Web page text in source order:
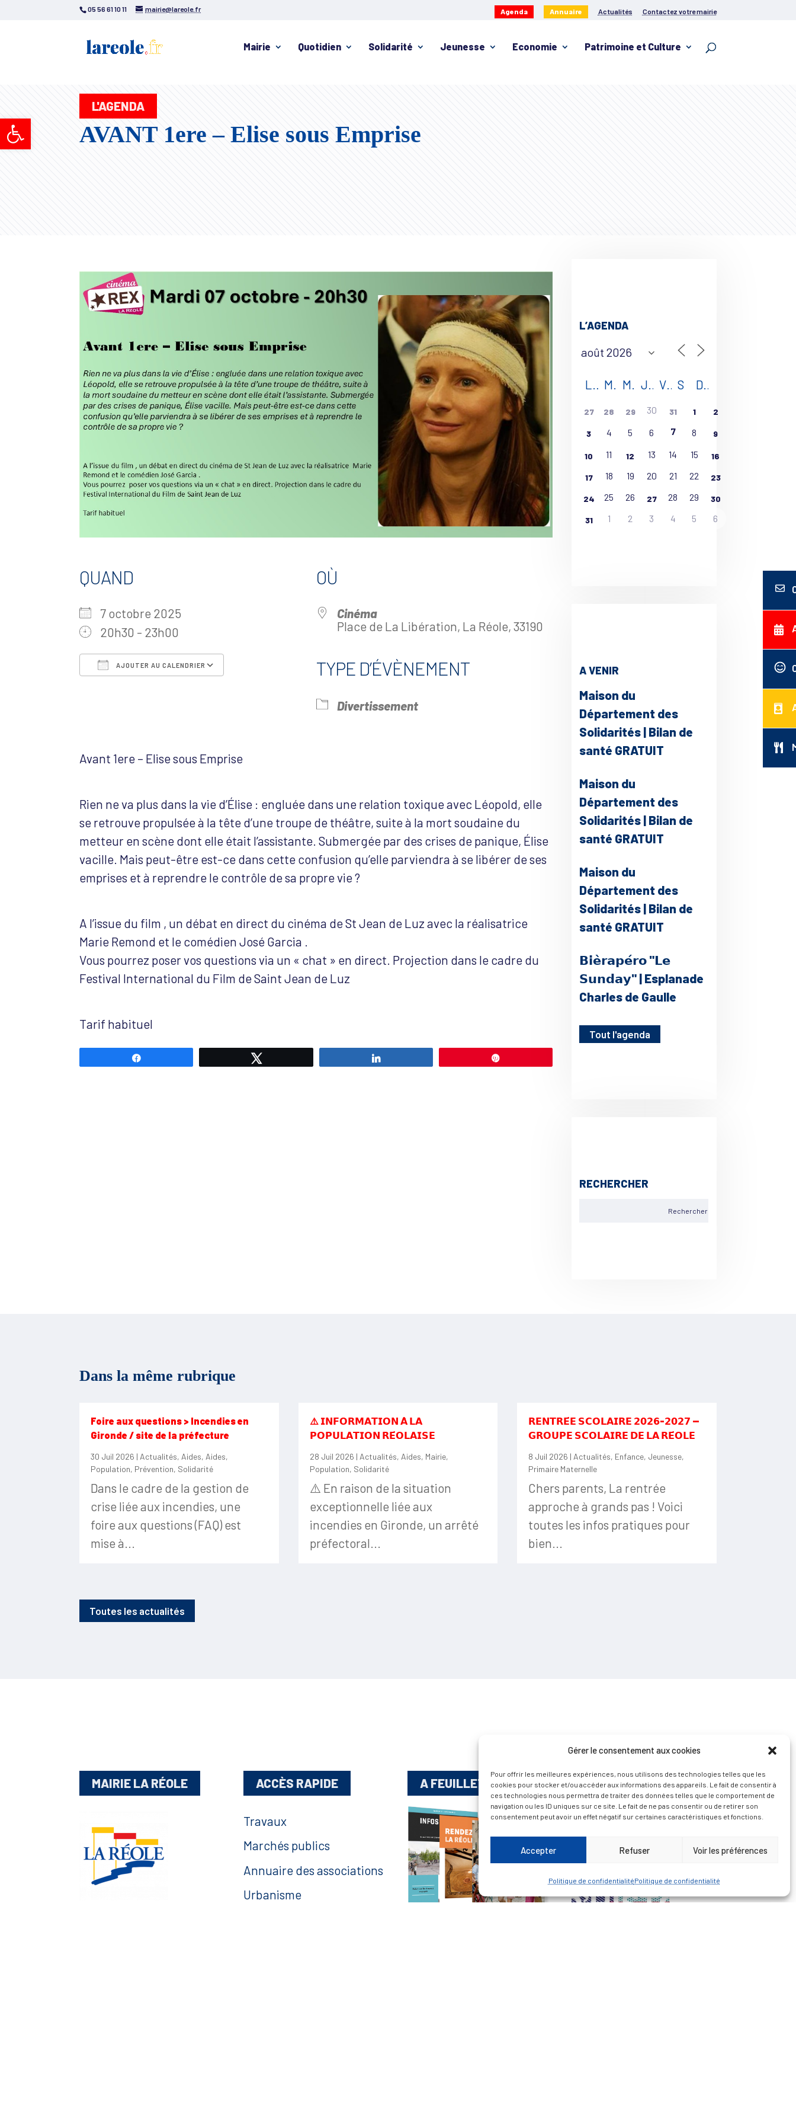
Ouvrir la barre d’outils
Gérer le consentement aux cookies
Pour offrir les meilleures expériences, nous utilisons des technologies telles que les
cookies pour stocker et/ou accéder aux informations des appareils. Le fait de consentir à
ces technologies nous permettra de traiter des données telles que le comportement de
navigation ou les ID uniques sur ce site. Le fait de ne pas consentir ou de retirer son
consentement peut avoir un effet négatif sur certaines caractéristiques et fonctions.
Accepter Refuser Voir les préférences
Politique de confidentialitéPolitique de confidentialité
05 56 61 10 11 mairie@lareole.fr Agenda Annuaire Actualités Contactez votre mairie
Mairie Quotidien Solidarité Jeunesse Economie Patrimoine et Culture
L'AGENDA
AVANT 1ere – Elise sous Emprise
QUAND
7 octobre 2025
20h30 - 23h00
AJOUTER AU CALENDRIER
OÙ
Cinéma
Place de La Libération, La Réole, 33190
TYPE D’ÉVÈNEMENT
Divertissement
Avant 1ere – Elise sous Emprise
Rien ne va plus dans la vie d’Élise : engluée dans une relation toxique avec Léopold, elle
se retrouve propulsée à la tête d’une troupe de théâtre, suite à la mort soudaine du
metteur en scène dont elle était l’assistante. Submergée par des crises de panique, Élise
vacille. Mais peut-être est-ce dans cette confusion qu’elle parviendra à se libérer de ses
emprises et à reprendre le contrôle de sa propre vie ?
A l’issue du film , un débat en direct du cinéma de St Jean de Luz avec la réalisatrice
Marie Remond et le comédien José Garcia .
Vous pourrez poser vos questions via un « chat » en direct. Projection dans le cadre du
Festival International du Film de Saint Jean de Luz
Tarif habituel
L’AGENDA
L M M J V S D
27 28 29 30 31 1 2
3 4 5 6 7 8 9
10 11 12 13 14 15 16
17 18 19 20 21 22 23
24 25 26 27 28 29 30
31 1 2 3 4 5 6
A VENIR
Maison du
Département des
Solidarités | Bilan de
santé GRATUIT
Maison du
Département des
Solidarités | Bilan de
santé GRATUIT
Maison du
Département des
Solidarités | Bilan de
santé GRATUIT
𝗕𝗶𝗲̀𝗿𝗮𝗽𝗲́𝗿𝗼 "𝗟𝗲
𝗦𝘂𝗻𝗱𝗮𝘆" | Esplanade
Charles de Gaulle
Tout l'agenda
RECHERCHER
Dans la même rubrique
Foire aux questions > Incendies en
Gironde / site de la préfecture
30 Juil 2026 | Actualités, Aides, Aides,
Population, Prévention, Solidarité
Dans le cadre de la gestion de
crise liée aux incendies, une
foire aux questions (FAQ) est
mise à...
⚠️ 𝗜𝗡𝗙𝗢𝗥𝗠𝗔𝗧𝗜𝗢𝗡 𝗔̀ 𝗟𝗔
𝗣𝗢𝗣𝗨𝗟𝗔𝗧𝗜𝗢𝗡 𝗥𝗘́𝗢𝗟𝗔𝗜𝗦𝗘
28 Juil 2026 | Actualités, Aides, Mairie,
Population, Solidarité
⚠️ En raison de la situation
exceptionnelle liée aux
incendies en Gironde, un arrêté
préfectoral...
𝗥𝗘𝗡𝗧𝗥𝗘́𝗘 𝗦𝗖𝗢𝗟𝗔𝗜𝗥𝗘 𝟮𝟬𝟮𝟲-𝟮𝟬𝟮𝟳 —
𝗚𝗥𝗢𝗨𝗣𝗘 𝗦𝗖𝗢𝗟𝗔𝗜𝗥𝗘 𝗗𝗘 𝗟𝗔 𝗥𝗘́𝗢𝗟𝗘
8 Juil 2026 | Actualités, Enfance, Jeunesse,
Primaire Maternelle
Chers parents, La rentrée
approche à grands pas ! Voici
toutes les infos pratiques pour
bien...
Toutes les actualités
MAIRIE LA RÉOLE ACCÈS RAPIDE
Travaux
Marchés publics
Annuaire des associations
Urbanisme
A FEUILLETER ! D’ART ET D’HISTOIRE